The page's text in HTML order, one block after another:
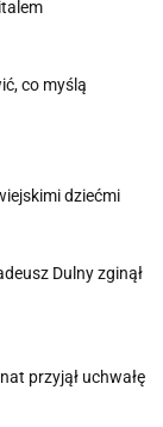
co myślą
dziećmi
Dulny zginął
przyjął uchwałę